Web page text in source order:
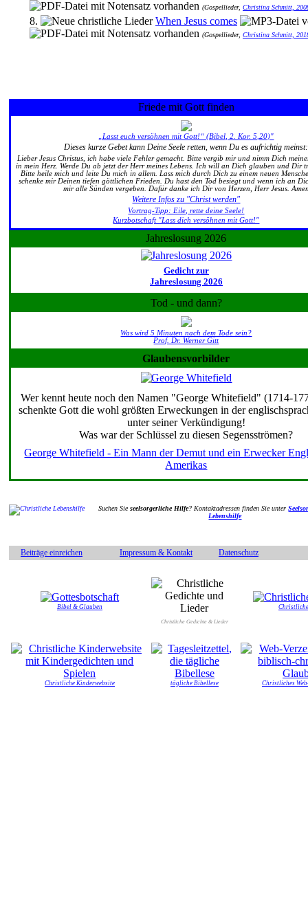
(Gospellieder, Christina Schmitt,
8. When Jesus comes
(Gospellieder, Christina Schmitt,
Friede mit Gott finden
„Lasst euch versöhnen mit Gott!“ (Bibel, 2. Kor. 5,20)"
Dieses kurze Gebet kann Deine Seele retten, wenn Du es aufrichtig meinst:
Lieber Jesus Christus, ich habe viele Fehler gemacht. Bitte vergib mir und nimm Dich
in mein Herz. Werde Du ab jetzt der Herr meines Lebens. Ich will an Dich glauben und Dir
Bitte heile mich und leite Du mich in allem. Lass mich durch Dich zu einem neuen
schenke mir Deinen tiefen göttlichen Frieden. Du hast den Tod besiegt und wenn ich an
mir alle Sünden vergeben. Dafür danke ich Dir von Herzen, Herr Jesus.
Weitere Infos zu "Christ werden"
Vortrag-Tipp: Eile, rette deine Seele!
Kurzbotschaft "Lass dich versöhnen mit Gott!"
Jahreslosung 2026
Gedicht zur
Jahreslosung 2026
Tod - und dann?
Was wird 5 Minuten nach dem Tode sein?
Prof. Dr. Werner Gitt
Glaubensvorbilder
Wer kennt heute noch den Namen "George Whitefield" (1714-
schenkte Gott die wohl größten Erweckungen in der
unter seiner Verkündigung!
Was war der Schlüssel zu diesen Segensströmen?
George Whitefield - Ein Mann der Demut und ein Erwecker
Amerikas
Suchen Sieseelsorgerliche Hilfe? Kontaktadressen finden Sie unter
Lebenshilfe
Beiträge einreichen Impressum & Kontakt Datenschutz
Bibel & Glauben
Christliche Gedichte & Lieder
Christliche Kinderwebsite tägliche Bibellese Christliches